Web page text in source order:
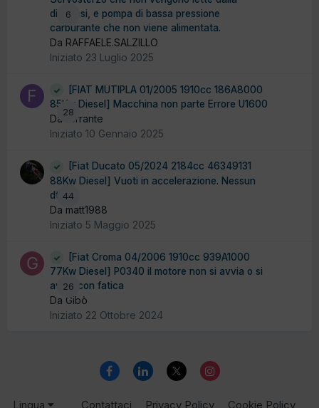
6
diagnosi, e pompa di bassa pressione
carburante che non viene alimentata.
Da RAFFAELE.SALZILLO
Iniziato 23 Luglio 2025
28
[FIAT MUTIPLA 01/2005 1910cc 186A8000
85Kw Diesel] Macchina non parte Errore U1600
Da ferrante
Iniziato 10 Gennaio 2025
44
[Fiat Ducato 05/2024 2184cc 46349131
88Kw Diesel] Vuoti in accelerazione. Nessun
dtc
Da matt1988
Iniziato 5 Maggio 2025
26
[Fiat Croma 04/2006 1910cc 939A1000
77Kw Diesel] P0340 il motore non si avvia o si
avvia con fatica
Da Gibò
Iniziato 22 Ottobre 2024
Lingua Contattaci Privacy Policy Cookie Policy